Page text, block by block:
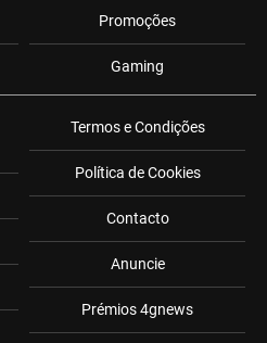
Promoções
Gaming
Termos e Condições
Política de Cookies
Contacto
Anuncie
Prémios 4gnews